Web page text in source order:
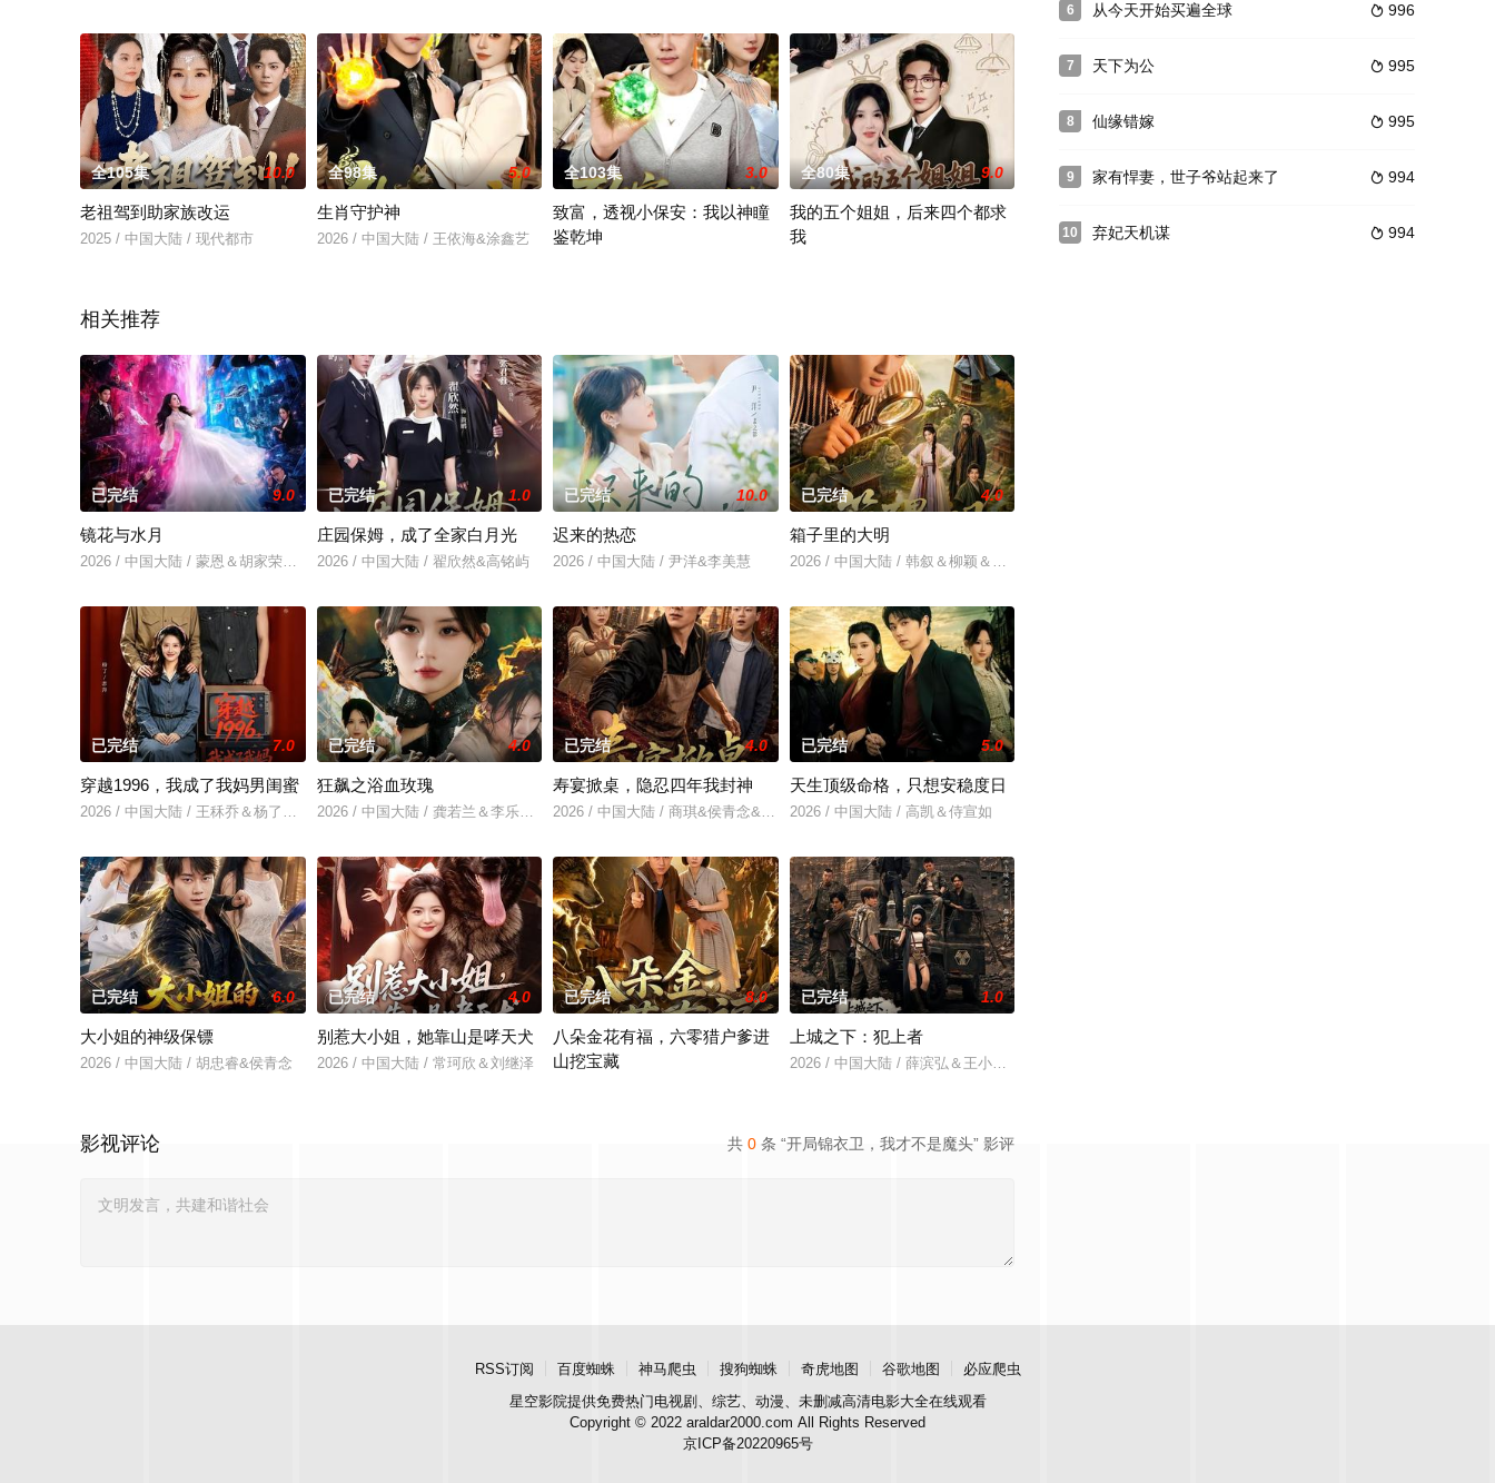
全105集 10.0
老祖驾到助家族改运
2025 / 中国大陆 / 现代都市
全98集 5.0
生肖守护神
2026 / 中国大陆 / 王依海&涂鑫艺
全103集 3.0
致富，透视小保安：我以神瞳
鉴乾坤
全80集 9.0
我的五个姐姐，后来四个都求
我
相关推荐
已完结 9.0
镜花与水月
2026 / 中国大陆 / 蒙恩＆胡家荣＆钟正
已完结 1.0
庄园保姆，成了全家白月光
2026 / 中国大陆 / 翟欣然&高铭屿
已完结 10.0
迟来的热恋
2026 / 中国大陆 / 尹洋&李美慧
已完结 4.0
箱子里的大明
2026 / 中国大陆 / 韩叙＆柳颖＆郭晓宇＆王俊华
已完结 7.0
穿越1996，我成了我妈男闺蜜
2026 / 中国大陆 / 王秝乔＆杨了＆上官筠杰
已完结 4.0
狂飙之浴血玫瑰
2026 / 中国大陆 / 龚若兰＆李乐天＆聂杨＆周梓言
已完结 4.0
寿宴掀桌，隐忍四年我封神
2026 / 中国大陆 / 商琪&侯青念&孙嘉欣
已完结 5.0
天生顶级命格，只想安稳度日
2026 / 中国大陆 / 高凯＆侍宣如
已完结 6.0
大小姐的神级保镖
2026 / 中国大陆 / 胡忠睿&侯青念
已完结 4.0
别惹大小姐，她靠山是哮天犬
2026 / 中国大陆 / 常珂欣＆刘继泽
已完结 8.0
八朵金花有福，六零猎户爹进
山挖宝藏
已完结 1.0
上城之下：犯上者
2026 / 中国大陆 / 薛滨弘＆王小橙＆姜腾＆赵慧楠
共 0 条 “开局锦衣卫，我才不是魔头” 影评
影视评论
6  996
从今天开始买遍全球
7  995
天下为公
8  995
仙缘错嫁
9  994
家有悍妻，世子爷站起来了
10  994
弃妃天机谋
RSS订阅 百度蜘蛛 神马爬虫 搜狗蜘蛛 奇虎地图 谷歌地图
必应爬虫
星空影院提供免费热门电视剧、综艺、动漫、未删减高清电影大全在线观看
Copyright © 2022 araldar2000.com All Rights Reserved
京ICP备20220965号